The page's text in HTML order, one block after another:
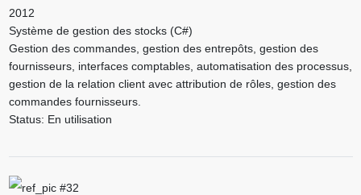
2012
Système de gestion des stocks (C#)
Gestion des commandes, gestion des entrepôts, gestion des
fournisseurs, interfaces comptables, automatisation des processus,
gestion de la relation client avec attribution de rôles, gestion des
commandes fournisseurs.
Status: En utilisation